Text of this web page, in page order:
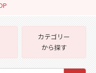
カテゴリー
から探す